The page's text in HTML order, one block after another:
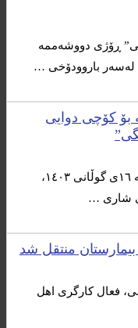
ڕۆژی دووشه‌ممه‌
بۆ كۆچی دوایی
به‌پێی هه‌واڵی گه‌یشتوو، ڕۆژی یه‌كشه‌ممه‌ ١٦ی گوڵانی ١٤٠٣،
شاری …
منتقل شد
فعال کارگری اهل